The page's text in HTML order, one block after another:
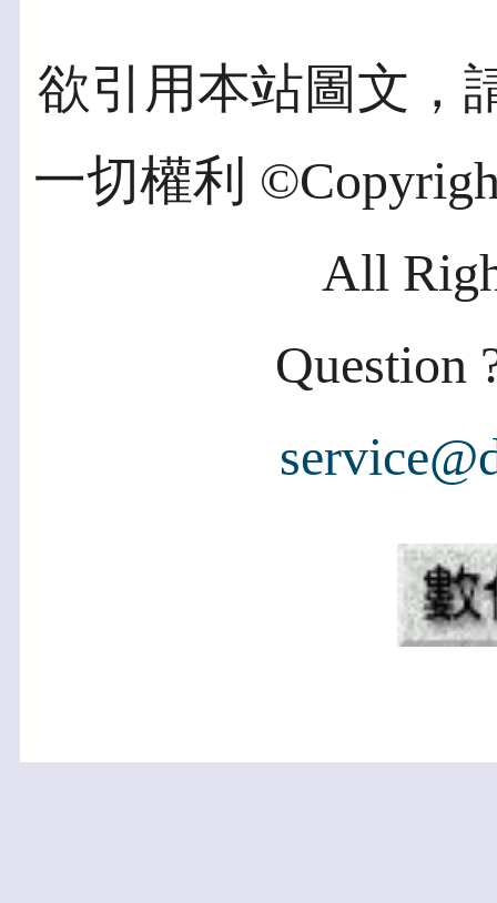
欲引用本站圖文，
一切權利
All
Question